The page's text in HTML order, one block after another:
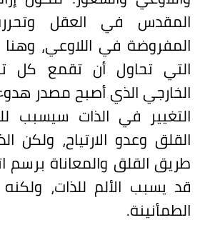
المقدس في العقل
المفروضة في اللاوعي، وهنا
التي تحاول أن تقمع كل
الخارجي الذي أصبح مصدر
التغيير في الذات سيسبب
القلق وعدو الارتياح، ولكن
طريق القلق والمعاناة برسم
قد يسبب الألم للذات،
الطمأنينة.